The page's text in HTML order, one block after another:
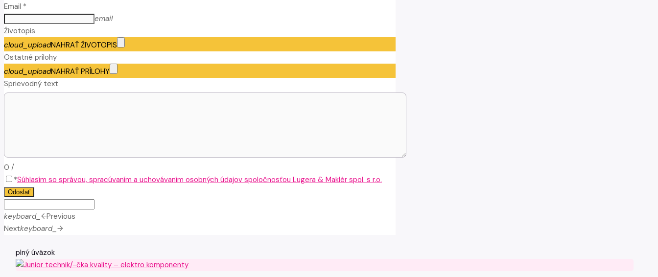
Email *
email
Životopis
cloud_uploadNAHRAŤ ŽIVOTOPIS
Ostatné prílohy
cloud_uploadNAHRAŤ PRÍLOHY
Sprievodný text
0 /
*Súhlasím so správou, spracúvaním a uchovávaním osobných údajov spoločnosťou Lugera & Maklér spol. s r.o.
Odoslať
keyboard_arrow_leftPrevious
Nextkeyboard_arrow_right
plný úväzok